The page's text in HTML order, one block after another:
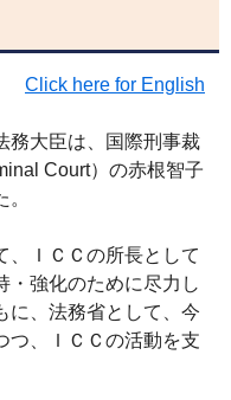
Click here for English
大臣は、国際刑事裁
Court）の赤根智子
ＩＣＣの所長として
・強化のために尽力し
に、法務省として、今
つ、ＩＣＣの活動を支